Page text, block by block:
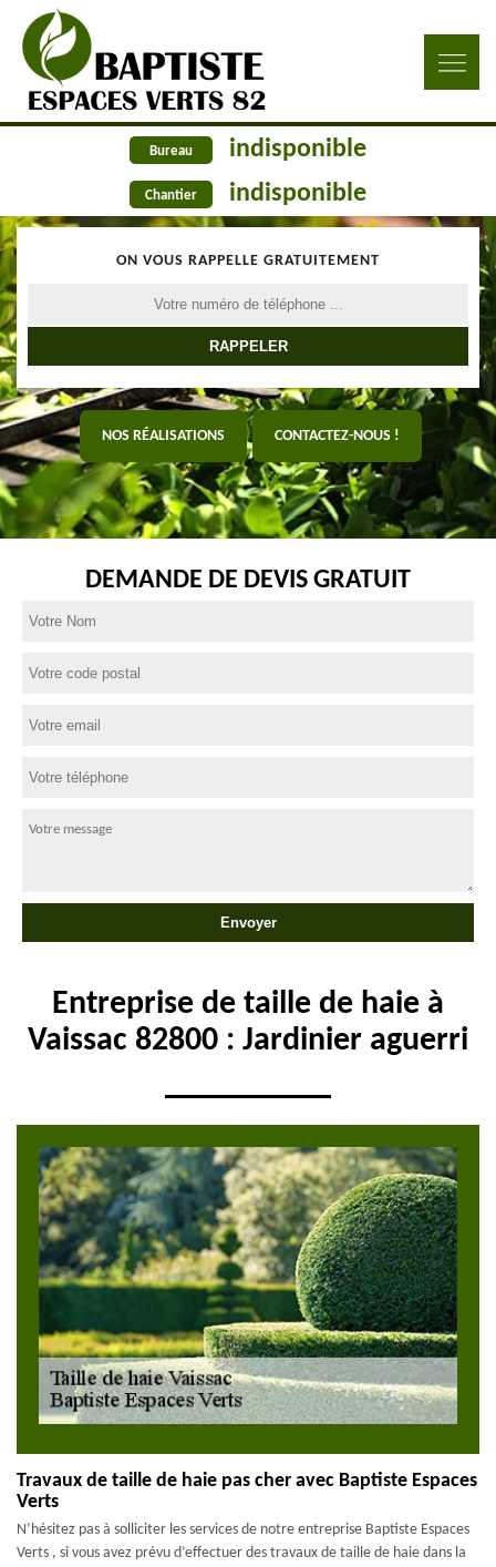
Bureau indisponible
Chantier indisponible
ON VOUS RAPPELLE GRATUITEMENT
NOS RÉALISATIONS CONTACTEZ-NOUS !
DEMANDE DE DEVIS GRATUIT
Entreprise de taille de haie à
Vaissac 82800 : Jardinier aguerri
Travaux de taille de haie pas cher avec Baptiste Espaces
Verts
N’hésitez pas à solliciter les services de notre entreprise Baptiste Espaces
Verts , si vous avez prévu d’effectuer des travaux de taille de haie dans la